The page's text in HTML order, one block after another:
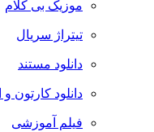
موزیک بی کلام
تیتراژ سریال
دانلود مستند
دانلود کارتون و
فیلم آموزشی